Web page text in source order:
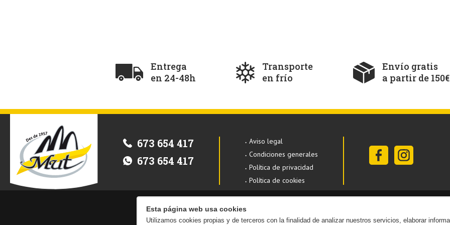
Entrega
en 24-48h
Transporte
en frío
Envío gratis
a partir de 150€
673 654 417
673 654 417
Aviso legal
Condiciones generales
Política de privacidad
Política de cookies
Esta página web usa cookies
Utilizamos cookies propias y de terceros con la finalidad de analizar nuestros servicios, elaborar